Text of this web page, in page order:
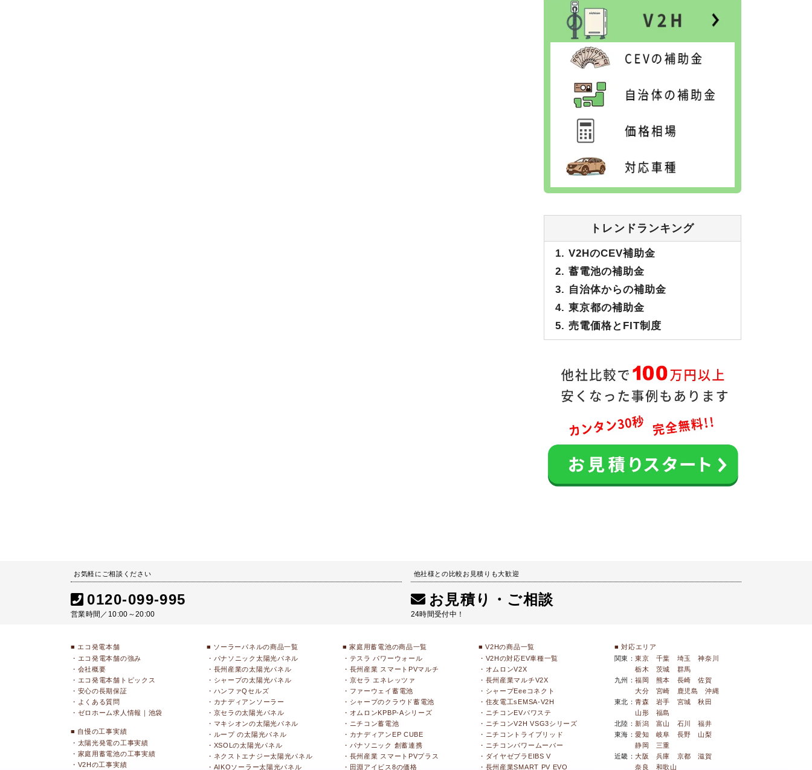
トレンドランキング
1. V2HのCEV補助金
2. 蓄電池の補助金
3. 自治体からの補助金
4. 東京都の補助金
5. 売電価格とFIT制度
お気軽にご相談ください
0120-099-995
営業時間／10:00～20:00
他社様との比較お見積りも大歓迎
お見積り・ご相談
24時間受付中！
■ エコ発電本舗
・エコ発電本舗の強み
・会社概要
・エコ発電本舗トピックス
・安心の長期保証
・よくある質問
・ゼロホーム求人情報｜池袋
■ 自慢の工事実績
・太陽光発電の工事実績
・家庭用蓄電池の工事実績
・V2Hの工事実績
■ ソーラーパネルの商品一覧
・パナソニック太陽光パネル
・長州産業の太陽光パネル
・シャープの太陽光パネル
・ハンファQセルズ
・カナディアンソーラー
・京セラの太陽光パネル
・マキシオンの太陽光パネル
・ループ の太陽光パネル
・XSOLの太陽光パネル
・ネクストエナジー太陽光パネル
・AIKOソーラー太陽光パネル
■ 家庭用蓄電池の商品一覧
・テスラ パワーウォール
・長州産業 スマートPVマルチ
・京セラ エネレッツァ
・ファーウェイ蓄電池
・シャープのクラウド蓄電池
・オムロンKPBP-Aシリーズ
・ニチコン蓄電池
・カナディアンEP CUBE
・パナソニック 創蓄連携
・長州産業 スマートPVプラス
・田淵アイビス8の価格
■ V2Hの商品一覧
・V2Hの対応EV車種一覧
・オムロンV2X
・長州産業マルチV2X
・シャープEeeコネクト
・住友電工sEMSA-V2H
・ニチコンEVパワステ
・ニチコンV2H VSG3シリーズ
・ニチコントライブリッド
・ニチコンパワームーバー
・ダイヤゼブラEIBS V
・長州産業SMART PV EVO
■ 対応エリア
関東：東京 千葉 埼玉
神奈川
栃木
茨城
群馬
九州：福岡 熊本 長崎
佐賀
大分
宮崎 鹿児島
沖縄
東北：青森 岩手 宮城
秋田
山形
福島
北陸： 新潟 富山 石川
福井
東海：愛知 岐阜 長野
山梨
静岡
三重
近畿：大阪 兵庫 京都
滋賀
奈良
和歌山